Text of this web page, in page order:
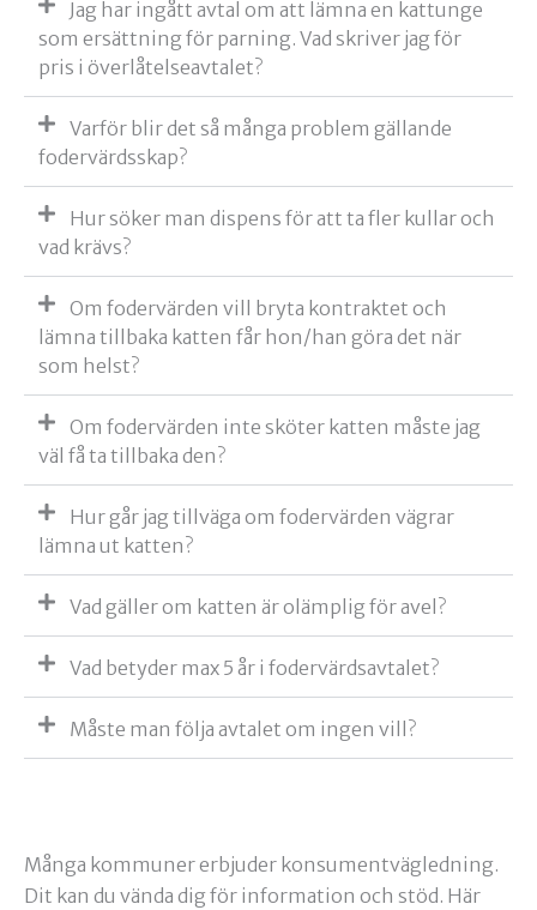
Jag har ingått avtal om att lämna en kattunge
som ersättning för parning. Vad skriver jag för
pris i överlåtelseavtalet?
Varför blir det så många problem gällande
fodervärdsskap?
Hur söker man dispens för att ta fler kullar och
vad krävs?
Om fodervärden vill bryta kontraktet och
lämna tillbaka katten får hon/han göra det när
som helst?
Om fodervärden inte sköter katten måste jag
väl få ta tillbaka den?
Hur går jag tillväga om fodervärden vägrar
lämna ut katten?
Vad gäller om katten är olämplig för avel?
Vad betyder max 5 år i fodervärdsavtalet?
Måste man följa avtalet om ingen vill?
Många kommuner erbjuder konsumentvägledning.
Dit kan du vända dig för information och stöd. Här